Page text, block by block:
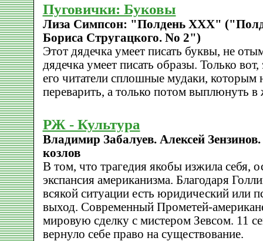
Пуговички: Буковы
Лиза Симпсон: "Полдень XXX"
Бориса Стругацкого. No 2")
Этот дядечка умеет писать буквы, не
дядечка умеет писать образы. Только
его читатели сплошные мудаки, которым
переварить, а только потом выплюнуть
РЖ - Культура
Владимир Забалуев. Алексей
козлов
В том, что трагедия якобы изжила себя,
экспансия американизма. Благодаря
всякой ситуации есть юридический или
выход. Современный Прометей-
мировую сделку с мистером Зевсом. 11
вернуло себе право на существование.